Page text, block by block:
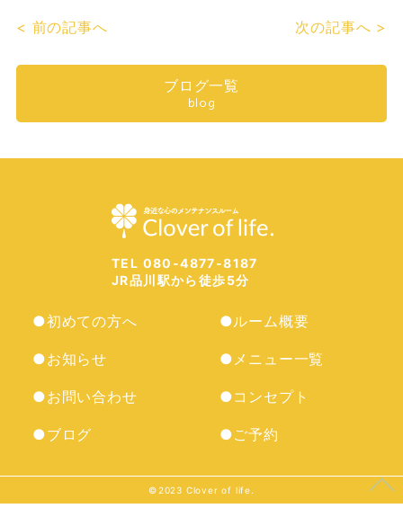
< 前の記事へ 次の記事へ >
ブログ一覧
blog
TEL 080-4877-8187
JR品川駅から徒歩5分
●初めての方へ ●ルーム概要
●お知らせ ●メニュー一覧
●お問い合わせ ●コンセプト
●ブログ ●ご予約
©︎2023 Clover of life.